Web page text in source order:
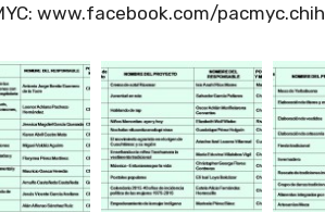
www.facebook.com/pacmyc.chih